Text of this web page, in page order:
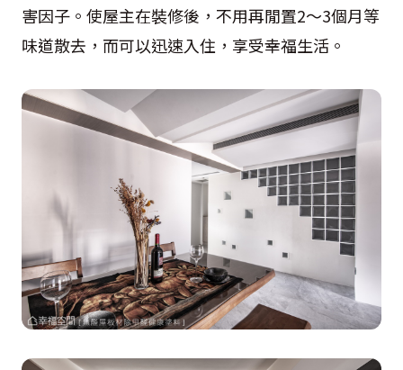
害因子。使屋主在裝修後，不用再閒置2～3個月等
味道散去，而可以迅速入住，享受幸福生活。